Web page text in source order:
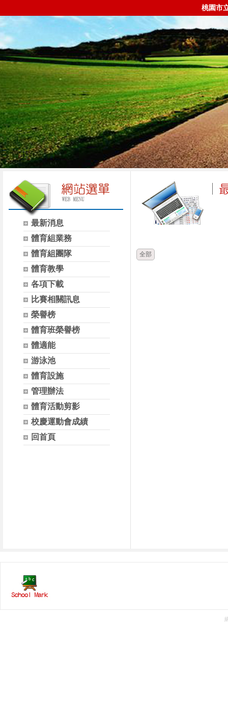
桃園市
最新消息
體育組業務
體育組團隊
體育教學
各項下載
比賽相關訊息
榮譽榜
體育班榮譽榜
體適能
游泳池
體育設施
管理辦法
體育活動剪影
校慶運動會成績
回首頁
全部